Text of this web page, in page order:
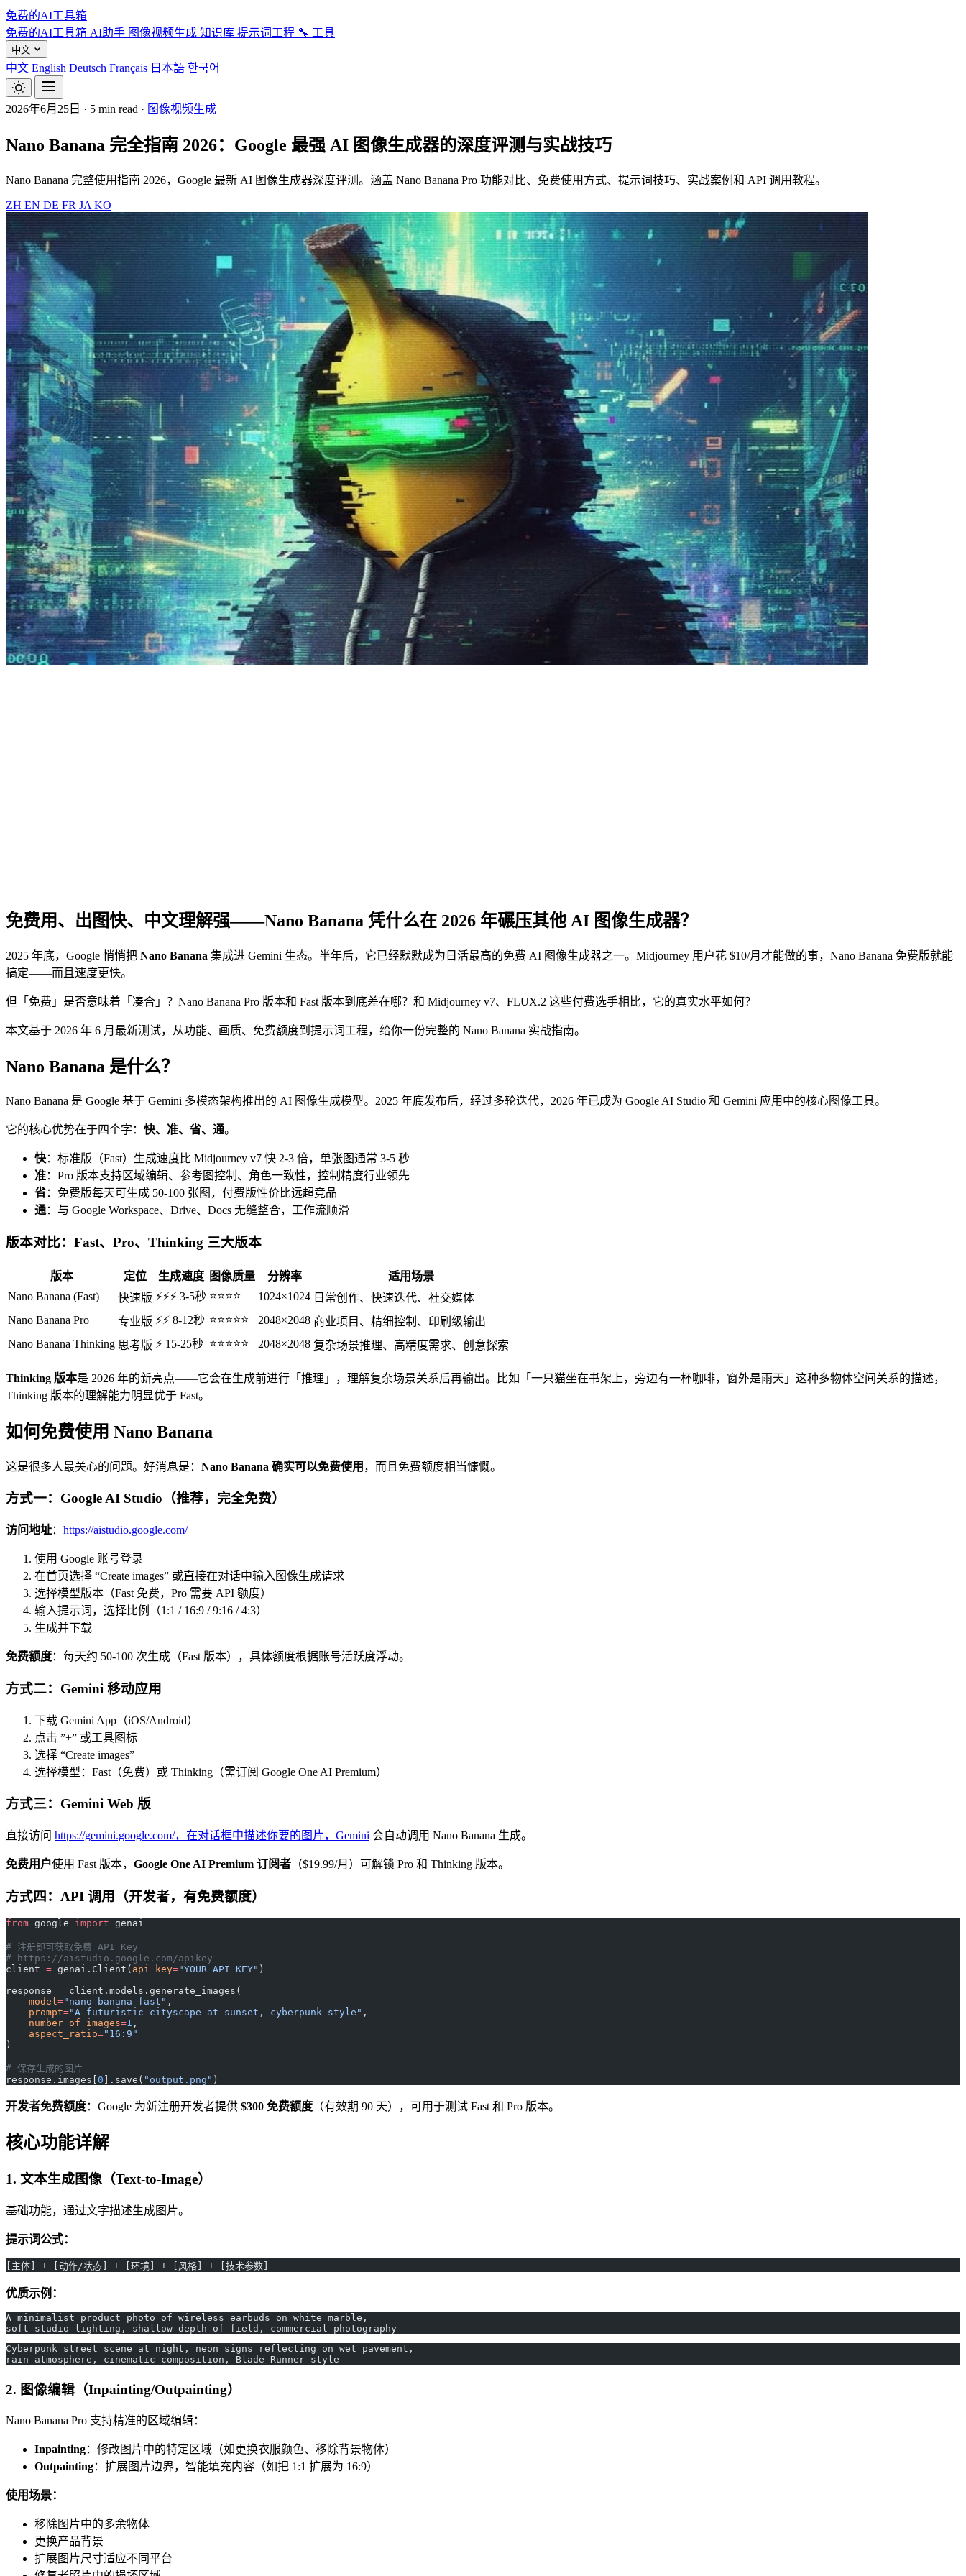
免费的AI工具箱
免费的AI工具箱 AI助手 图像视频生成 知识库 提示词工程 🔧 工具
中文
中文 English Deutsch Français 日本語 한국어
2026年6月25日 · 5 min read · 图像视频生成
Nano Banana 完全指南 2026：Google 最强 AI 图像生成器的深度评测与实战技巧
Nano Banana 完整使用指南 2026，Google 最新 AI 图像生成器深度评测。涵盖 Nano Banana Pro 功能对比、免费使用方式、提示词技巧、实战案例和 API 调用教程。
ZH EN DE FR JA KO
免费用、出图快、中文理解强——Nano Banana 凭什么在 2026 年碾压其他 AI 图像生成器？
2025 年底，Google 悄悄把 Nano Banana 集成进 Gemini 生态。半年后，它已经默默成为日活最高的免费 AI 图像生成器之一。Midjourney 用户花 $10/月才能做的事，Nano Banana 免费版就能
搞定——而且速度更快。
但「免费」是否意味着「凑合」？Nano Banana Pro 版本和 Fast 版本到底差在哪？和 Midjourney v7、FLUX.2 这些付费选手相比，它的真实水平如何？
本文基于 2026 年 6 月最新测试，从功能、画质、免费额度到提示词工程，给你一份完整的 Nano Banana 实战指南。
Nano Banana 是什么？
Nano Banana 是 Google 基于 Gemini 多模态架构推出的 AI 图像生成模型。2025 年底发布后，经过多轮迭代，2026 年已成为 Google AI Studio 和 Gemini 应用中的核心图像工具。
它的核心优势在于四个字： 快、准、省、通。
快：标准版（Fast）生成速度比 Midjourney v7 快 2-3 倍，单张图通常 3-5 秒
准：Pro 版本支持区域编辑、参考图控制、角色一致性，控制精度行业领先
省：免费版每天可生成 50-100 张图，付费版性价比远超竞品
通：与 Google Workspace、Drive、Docs 无缝整合，工作流顺滑
版本对比：Fast、Pro、Thinking 三大版本
版本 定位 生成速度 图像质量 分辨率
适用场景
Nano Banana (Fast)
快速版 ⚡⚡⚡ 3-5秒 ⭐⭐⭐⭐ 1024×1024 日常创作、快速迭代、社交媒体
Nano Banana Pro
专业版 ⚡⚡ 8-12秒 ⭐⭐⭐⭐⭐ 2048×2048 商业项目、精细控制、印刷级输出
Nano Banana Thinking 思考版 ⚡ 15-25秒 ⭐⭐⭐⭐⭐ 2048×2048 复杂场景推理、高精度需求、创意探索
Thinking 版本是 2026 年的新亮点——它会在生成前进行「推理」，理解复杂场景关系后再输出。比如「一只猫坐在书架上，旁边有一杯咖啡，窗外是雨天」这种多物体空间关系的描述，
Thinking 版本的理解能力明显优于 Fast。
如何免费使用 Nano Banana
这是很多人最关心的问题。好消息是： Nano Banana 确实可以免费使用 ，而且免费额度相当慷慨。
方式一：Google AI Studio（推荐，完全免费）
访问地址： https://aistudio.google.com/
使用 Google 账号登录
在首页选择 “Create images” 或直接在对话中输入图像生成请求
选择模型版本（Fast 免费，Pro 需要 API 额度）
输入提示词，选择比例（1:1 / 16:9 / 9:16 / 4:3）
生成并下载
免费额度：每天约 50-100 次生成（Fast 版本），具体额度根据账号活跃度浮动。
方式二：Gemini 移动应用
下载 Gemini App（iOS/Android）
点击 ”+” 或工具图标
选择 “Create images”
选择模型：Fast（免费）或 Thinking（需订阅 Google One AI Premium）
方式三：Gemini Web 版
直接访问 https://gemini.google.com/，在对话框中描述你要的图片，Gemini 会自动调用 Nano Banana 生成。
免费用户使用 Fast 版本， Google One AI Premium 订阅者 （$19.99/月）可解锁 Pro 和 Thinking 版本。
方式四：API 调用（开发者，有免费额度）
from google import genai
# 注册即可获取免费 API Key
# https://aistudio.google.com/apikey
client = genai.Client( api_key="YOUR_API_KEY" )
response = client.models.generate_images(
    model
="nano-banana-fast" ,
    prompt
="A futuristic cityscape at sunset, cyberpunk style" ,
    number_of_images
=1 ,
    aspect_ratio
="16:9"
)
# 保存生成的图片
response.images[ 0 ].save( "output.png" )
开发者免费额度：Google 为新注册开发者提供 $300 免费额度 （有效期 90 天），可用于测试 Fast 和 Pro 版本。
核心功能详解
1. 文本生成图像（Text-to-Image）
基础功能，通过文字描述生成图片。
提示词公式：
[主体] + [动作/状态] + [环境] + [风格] + [技术参数]
优质示例：
A minimalist product photo of wireless earbuds on white marble,
soft studio lighting, shallow depth of field, commercial photography
Cyberpunk street scene at night, neon signs reflecting on wet pavement,
rain atmosphere, cinematic composition, Blade Runner style
2. 图像编辑（Inpainting/Outpainting）
Nano Banana Pro 支持精准的区域编辑：
Inpainting：修改图片中的特定区域（如更换衣服颜色、移除背景物体）
Outpainting：扩展图片边界，智能填充内容（如把 1:1 扩展为 16:9）
使用场景：
移除图片中的多余物体
更换产品背景
扩展图片尺寸适应不同平台